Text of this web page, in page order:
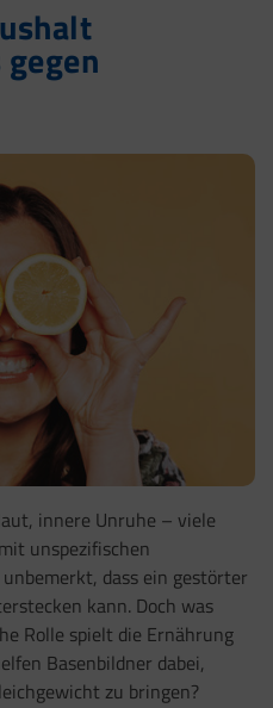
innere Unruhe – viele
unspezifischen
dass ein gestörter
kann. Doch was
Rolle spielt die Ernährung
Basenbildner dabei,
zu bringen?